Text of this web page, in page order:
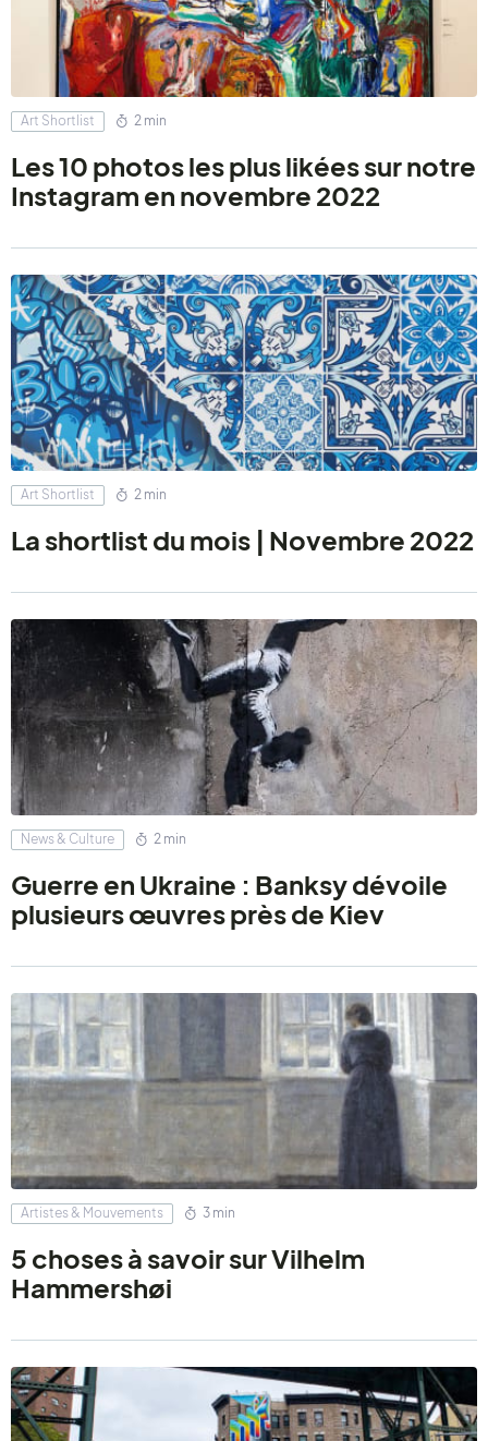
Art Shortlist 2 min
Les 10 photos les plus likées sur notre
Instagram en novembre 2022
Art Shortlist 2 min
La shortlist du mois | Novembre 2022
News & Culture 2 min
Guerre en Ukraine : Banksy dévoile
plusieurs œuvres près de Kiev
Artistes & Mouvements 3 min
5 choses à savoir sur Vilhelm
Hammershøi